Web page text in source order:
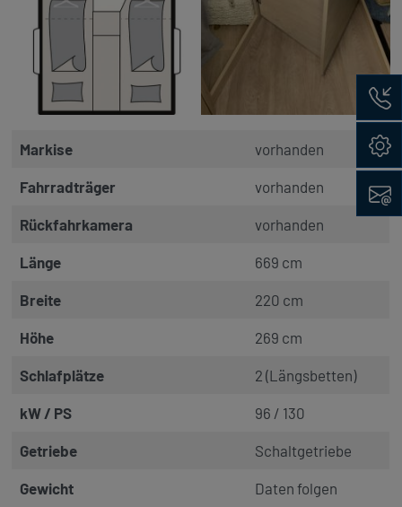
Markise vorhanden
Fahrradträger vorhanden
Rückfahrkamera vorhanden
Länge 669 cm
Breite 220 cm
Höhe 269 cm
Schlafplätze 2 (Längsbetten)
kW / PS 96 / 130
Getriebe Schaltgetriebe
Gewicht Daten folgen